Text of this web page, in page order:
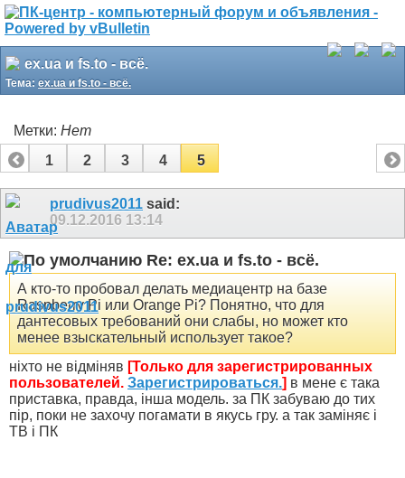
ex.ua и fs.to - всё.
Тема: ex.ua и fs.to - всё.
Метки: Нет
1
2 3 4 5
prudivus2011 said:
09.12.2016 13:14
Re: ex.ua и fs.to - всё.
А кто-то пробовал делать медиацентр на базе
Raspberry Pi или Orange Pi? Понятно, что для
дантесовых требований они слабы, но может кто
менее взыскательный использует такое?
ніхто не відміняв [Только для зарегистрированных
пользователей. Зарегистрироваться.] в мене є така
приставка, правда, інша модель. за ПК забуваю до тих
пір, поки не захочу погамати в якусь гру. а так заміняє і
ТВ і ПК